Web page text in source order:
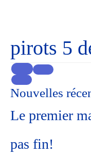
pirots 5
Nouvelles
Le premier
pas fin!